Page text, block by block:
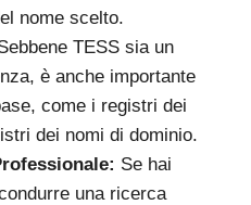
nome scelto.
TESS sia un
è anche importante
come i registri dei
dei nomi di dominio.
Se hai
una ricerca